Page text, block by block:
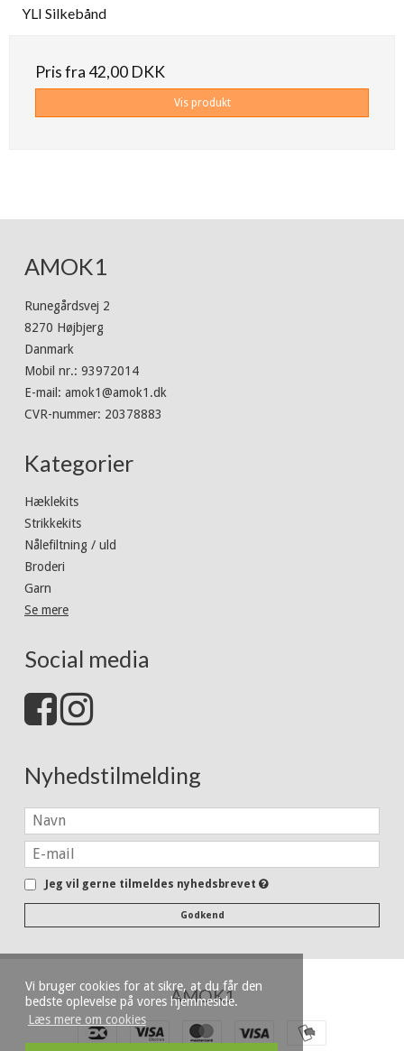
Vi bruger cookies for at sikre, at du får den
bedste oplevelse på vores hjemmeside.
Læs mere om cookies
YLI Silkebånd
Pris fra 42,00 DKK
Vis produkt
AMOK1
Runegårdsvej 2
8270 Højbjerg
Danmark
Mobil nr.: 93972014
E-mail : amok1@amok1.dk
CVR-nummer: 20378883
Kategorier
Hæklekits
Strikkekits
Nålefiltning / uld
Broderi
Garn
Se mere
Social media
Nyhedstilmelding
Jeg vil gerne tilmeldes nyhedsbrevet
Godkend
AMOK1